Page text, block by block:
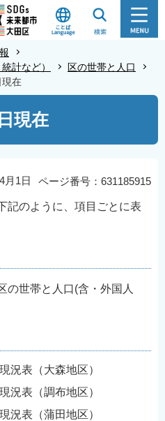
計など）
区の世帯と人口
在
現在
ページ番号：631185915
月1日
記のように、項目ごとに表
の世帯と人口(含・外国人
況表（大森地区）
況表（調布地区）
況表（蒲田地区）